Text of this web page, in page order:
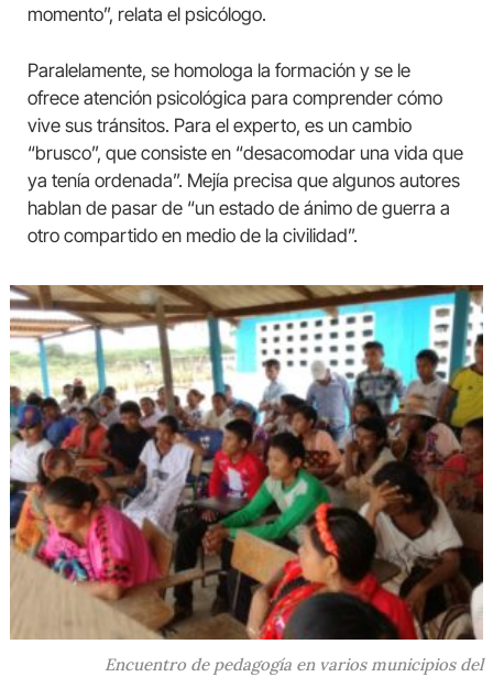
momento”, relata el psicólogo.
Paralelamente, se homologa la formación y se le
ofrece atención psicológica para comprender cómo
vive sus tránsitos. Para el experto, es un cambio
“brusco”, que consiste en “desacomodar una vida que
ya tenía ordenada”. Mejía precisa que algunos autores
hablan de pasar de “un estado de ánimo de guerra a
otro compartido en medio de la civilidad”.
Encuentro de pedagogía en varios municipios del